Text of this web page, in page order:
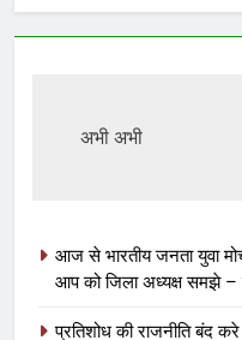
अभी अभी
आज से भारतीय जनता युवा
आप को जिला अध्यक्ष समझे –
प्रतिशोध की राजनीति बंद